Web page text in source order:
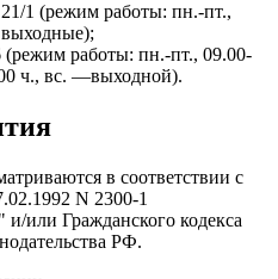
1 (режим работы: пн.-пт.,
(режим работы: пн.-пт., 09.00-
ч., вс. —выходной).
в соответствии с
N 2300-1
или Гражданского кодекса
РФ.